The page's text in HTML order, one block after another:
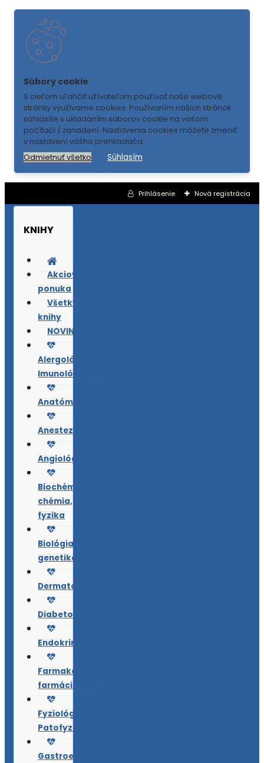
S cieľom uľahčiť užívateľom používať naše webové
stránky využívame cookies. Používaním našich stránok
súhlasíte s ukladaním súborov cookie na vašom
počítači / zariadení. Nastavenia cookies môžete zmeniť
v nastavení vášho prehliadača.
Odmietnuť všetko
Súhlasím
Prihlásenie Nová registrácia
KNIHY
Akciová
ponuka
Všetky
knihy
NOVINKY
Alergológia,
Imunológia
Anatómia
Anesteziológia
Angiológia
Biochémia,
chémia,
fyzika
Biológia,
genetika
Dermatológia
Diabetológia
Endokrinológia
Farmakológia,
farmácia
Fyziológia,
Patofyziológia
Gastroenterológia